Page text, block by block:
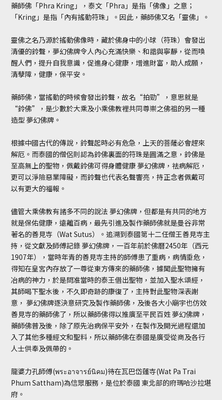
藥師佛「Phra Kring」，泰文「Phra」是指「佛像」之意；
「Kring」是指「內有搖動符珠」。因此，藥師佛又名「靈佛」。
靈佛之名乃源於搖動佛像時，藏於佛身中的小球（符珠）會發出
清優的鈴聲，夢幻佛牌令人內心充滿快樂、和諧與寧靜，從而喚
醒人們，提升自我意識，促進身心健康，增進財富，助人成願，
清孽障，健康，保平安。
藥師佛，當搖動的時候會發出鈴聲，故名“拍勁”，意思就是
“鈴佛”，是少數於大乘及小乘佛教裡共同尊崇之佛祖的另一種
造型 夢幻佛牌。
根據中國古代的傳說，鈴聲起時必有危急，上天的菩薩必會趕來
解厄。而泰國的僧侶則認為鈴佛裏面的符珠是圓滿之意，鈴佛是
至高無上的聖物，佩戴鈴佛可得身體健康 夢幻佛牌，祛病解厄，
更可以淨險惡業障礙，而鈴聲也代表名聲響亮，持正念者佩戴可
以有更大的福報。
儘管大乘佛教有諸多不同的說法 夢幻佛牌，但都是有共同的地方
就是保佑健康，遠離百病，最先引進及製作藥師佛就是曼谷非常
著名的善見寺（Wat Sutus）。追溯到泰國第十二任僧王善見寺主
持，從文獻及師傅記錄 夢幻佛牌，一百年前於佛曆2450年（西元
1907年），當時年青的善見寺主持的師傅患了重病，病情垂危，
得知在皇宮內存放了一尊從東方傳來的藥師佛，據聞此聖物擁有
冶病的神力，於是問准當時的泰王借出聖物，並加入聖水頌經，
其師喝下聖水後，不久即奇跡的康復了，主持對此聖物深表謝
意， 夢幻佛牌逐決意研究及製作藥師佛，及後各大小廟宇也仿效
善見寺的藥師佛了，所以藥師佛得以推廣至平民百姓 夢幻佛牌，
藥師佛普及後，除了原先治病保平安外，在製作及開光過程還加
入了其他多種經文和聖料，所以藥師佛在泰國是廣受從商及各行
人士供奉及佩帶的。
龍婆力孔師傅(พระอาจารย์นิคม)待在瓦巴岱蓬寺(Wat Pa Trai
Phum Sattham)為信眾服務，是位於泰國 東北部的府瑪哈沙拉堪
府。